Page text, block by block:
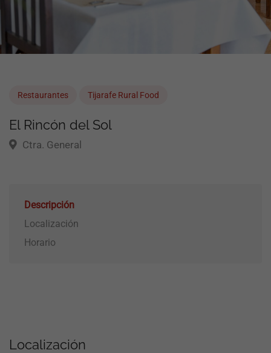
Restaurantes Tijarafe Rural Food
El Rincón del Sol
Ctra. General
Descripción
Localización
Horario
Localización